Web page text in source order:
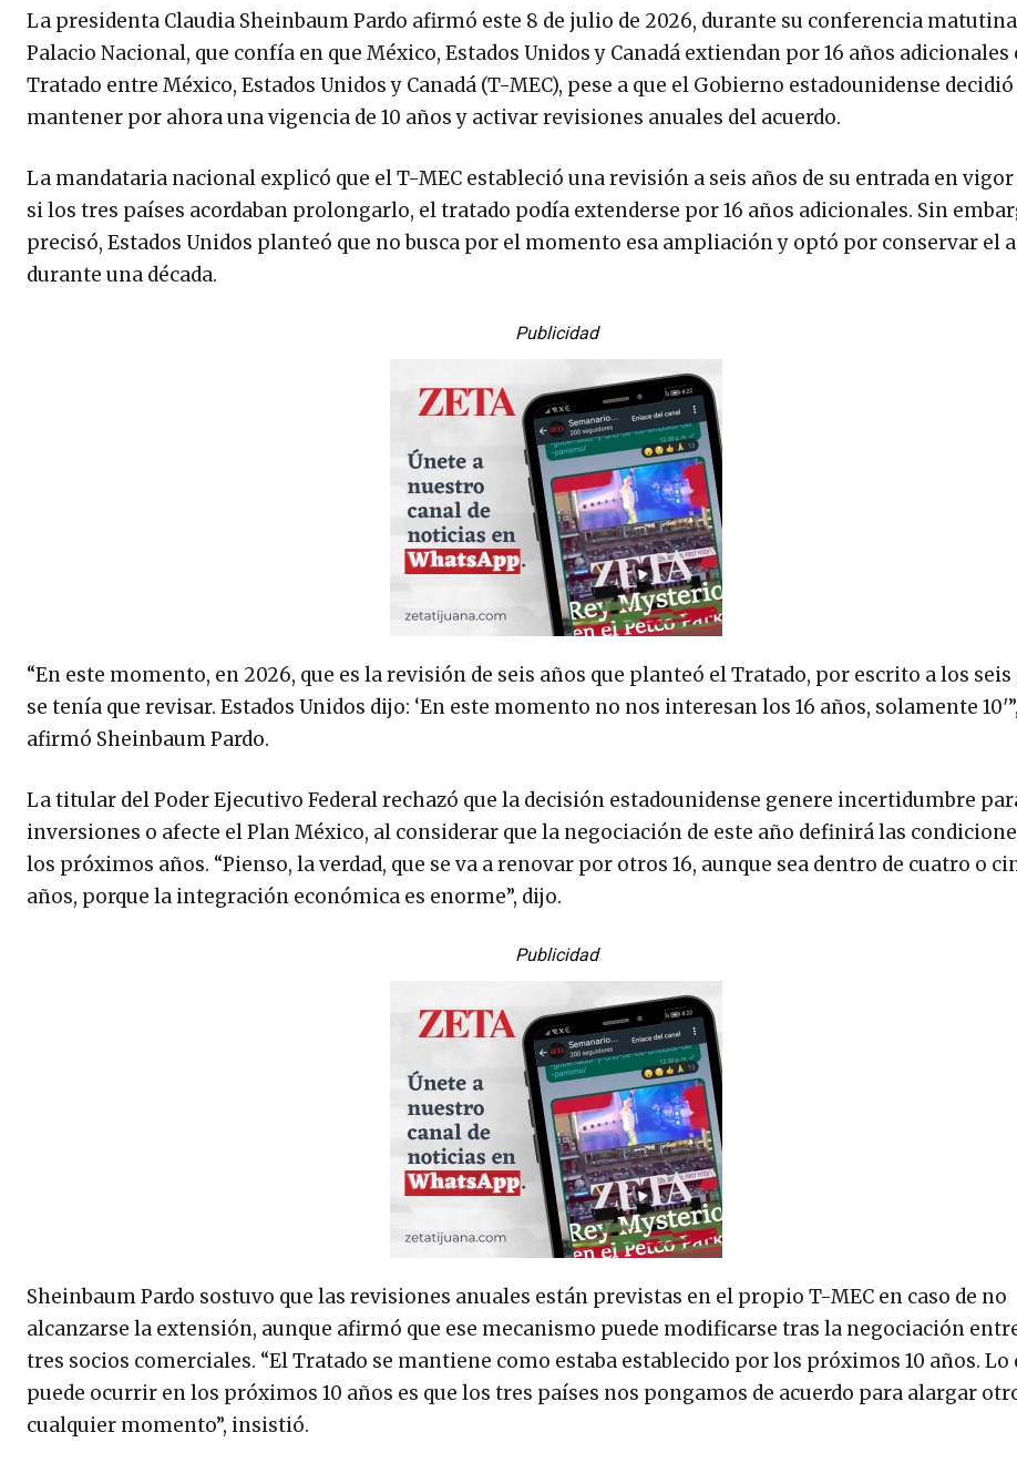
La presidenta Claudia Sheinbaum Pardo afirmó este 8 de julio de 2026, durante su conferencia
Palacio Nacional, que confía en que México, Estados Unidos y Canadá extiendan por 16 años adicionales
Tratado entre México, Estados Unidos y Canadá (T-MEC), pese a que el Gobierno estadounidense decidió
mantener por ahora una vigencia de 10 años y activar revisiones anuales del acuerdo.
La mandataria nacional explicó que el T-MEC estableció una revisión a seis años de su entrada en vigor
si los tres países acordaban prolongarlo, el tratado podía extenderse por 16 años adicionales. Sin
precisó, Estados Unidos planteó que no busca por el momento esa ampliación y optó por conservar el
durante una década.
Publicidad
“En este momento, en 2026, que es la revisión de seis años que planteó el Tratado, por escrito a los seis
se tenía que revisar. Estados Unidos dijo: ‘En este momento no nos interesan los 16 años, solamente 10′”,
afirmó Sheinbaum Pardo.
La titular del Poder Ejecutivo Federal rechazó que la decisión estadounidense genere incertidumbre
inversiones o afecte el Plan México, al considerar que la negociación de este año definirá las
los próximos años. “Pienso, la verdad, que se va a renovar por otros 16, aunque sea dentro de cuatro o
años, porque la integración económica es enorme”, dijo.
Publicidad
Sheinbaum Pardo sostuvo que las revisiones anuales están previstas en el propio T-MEC en caso de no
alcanzarse la extensión, aunque afirmó que ese mecanismo puede modificarse tras la negociación
tres socios comerciales. “El Tratado se mantiene como estaba establecido por los próximos 10 años. Lo
puede ocurrir en los próximos 10 años es que los tres países nos pongamos de acuerdo para alargar
cualquier momento”, insistió.